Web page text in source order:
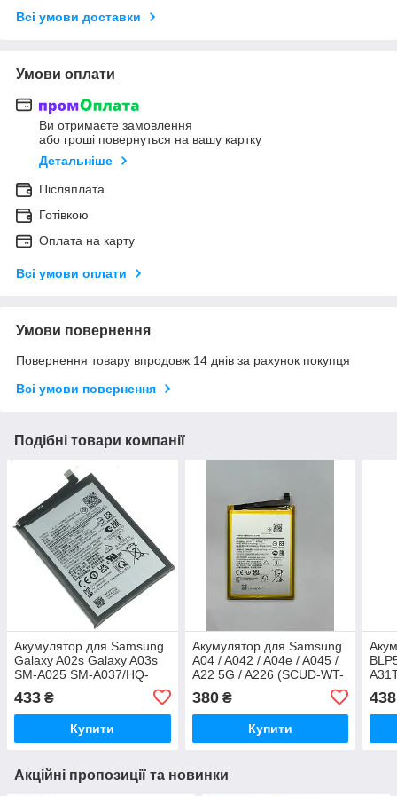
Всі умови доставки
Умови оплати
Ви отримаєте замовлення
або гроші повернуться на вашу картку
Детальніше
Післяплата
Готівкою
Оплата на карту
Всі умови оплати
Умови повернення
Повернення товару впродовж 14 днів за рахунок покупця
Всі умови повернення
Подібні товари компанії
Акумулятор для Samsung
Galaxy A02s Galaxy A03s
SM-A025 SM-A037/HQ-
50SD/HQ-50S (5000 mAh)
Original PRC
433 ₴
Купити
Акумулятор для Samsung
A04 / A042 / A04e / A045 /
A22 5G / A226 (SCUD-WT-
W1 / WT-S-W1) 5000mAh
380₴
Купити
438
Акційні пропозиції та новинки